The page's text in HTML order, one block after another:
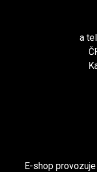
a
E-shop